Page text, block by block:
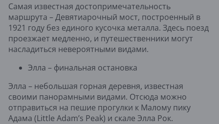
Самая известная достопримечательность
маршрута – Девятиарочный мост, построенный в
1921 году без единого кусочка металла. Здесь поезд
проезжает медленно, и путешественники могут
насладиться невероятными видами.
Элла – финальная остановка
Элла – небольшая горная деревня, известная
своими панорамными видами. Отсюда можно
отправиться на пешие прогулки к Малому пику
Адама (Little Adam’s Peak) и скале Элла Рок.